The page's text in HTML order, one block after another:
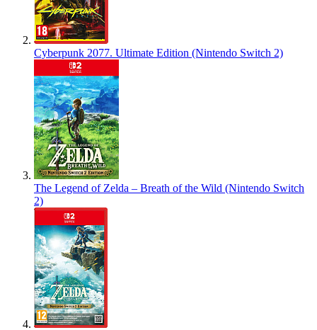
Cyberpunk 2077. Ultimate Edition (Nintendo Switch 2)
The Legend of Zelda – Breath of the Wild (Nintendo Switch
2)